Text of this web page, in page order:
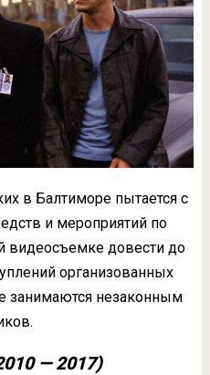
в Балтиморе пытается с
и мероприятий по
видеосъемке довести до
организованных
занимаются незаконным
— 2017)